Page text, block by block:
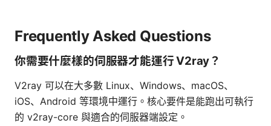
Frequently Asked Questions
你需要什麼樣的伺服器才能運行 V2ray？
V2ray 可以在大多數 Linux、Windows、macOS、
iOS、Android 等環境中運行。核心要件是能跑出可執行
的 v2ray-core 與適合的伺服器端設定。